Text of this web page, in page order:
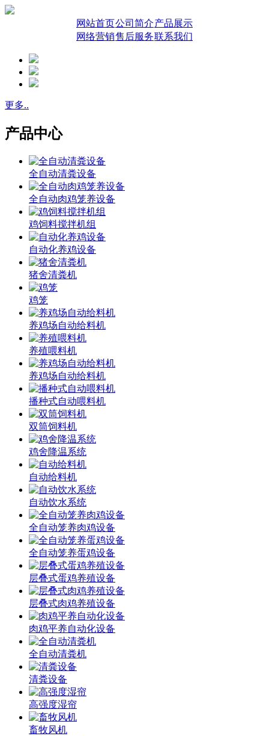
网站首页公司简介产品展示
网络营销售后服务联系我们
更多..
产品中心
全自动清粪设备
全自动肉鸡笼养设备
鸡饲料搅拌机组
自动化养鸡设备
猪舍清粪机
鸡笼
养鸡场自动给料机
养殖喂料机
养鸡场自动给料机
播种式自动喂料机
双筒饲料机
鸡舍降温系统
自动给料机
自动饮水系统
全自动笼养肉鸡设备
全自动笼养蛋鸡设备
层叠式蛋鸡养殖设备
层叠式肉鸡养殖设备
肉鸡平养自动化设备
全自动清粪机
清粪设备
高强度湿帘
畜牧风机